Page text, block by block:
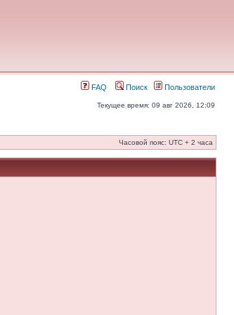
FAQ Поиск Пользователи
Текущее время: 09 авг 2026, 12:09
Часовой пояс: UTC + 2 часа